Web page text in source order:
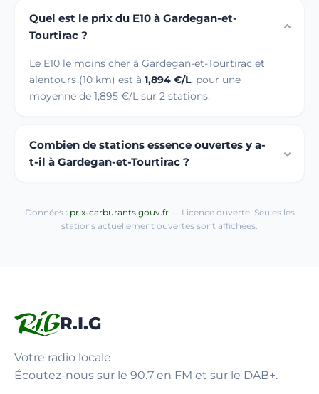
Quel est le prix du E10 à Gardegan-et-
Tourtirac ?
Le E10 le moins cher à Gardegan-et-Tourtirac et
alentours (10 km) est à 1,894 €/L, pour une
moyenne de 1,895 €/L sur 2 stations.
Combien de stations essence ouvertes y a-
t-il à Gardegan-et-Tourtirac ?
Données : prix-carburants.gouv.fr— Licence ouverte. Seules les
stations actuellement ouvertes sont affichées.
R.I.G
Votre radio locale
Écoutez-nous sur le 90.7 en FM et sur le DAB+.